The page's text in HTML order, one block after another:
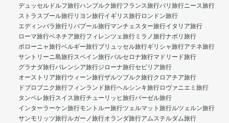
デュッセルドルフ旅行ハンブルク旅行フランス旅行パリ旅行ニース旅行
ストラスブール旅行リヨン旅行イギリス旅行ロンドン旅行
エディンバラ旅行リバプール旅行マンチェスター旅行イタリア旅行
ローマ旅行ベネチア旅行フィレンツェ旅行 ミラノ旅行ナポリ旅行
ボローニャ旅行ベルギー旅行ブリュッセル旅行ギリシャ旅行アテネ旅行
サントリーニ島旅行スペイン旅行バルセロナ旅行マドリード旅行
グラナダ旅行バレンシア旅行ジローナ旅行セビリア旅行
オーストリア旅行ウィーン旅行ザルツブルク旅行クロアチア旅行
ドブロブニク旅行フィンランド旅行ヘルシンキ旅行ロヴァニエミ旅行
タンペレ旅行スイス旅行チューリッヒ旅行バーゼル旅行
インターラーケン旅行モントルー旅行ツェルマット旅行ルツェルン旅行
サンモリッツ旅行ルガーノ旅行オランダ旅行アムステルダム旅行